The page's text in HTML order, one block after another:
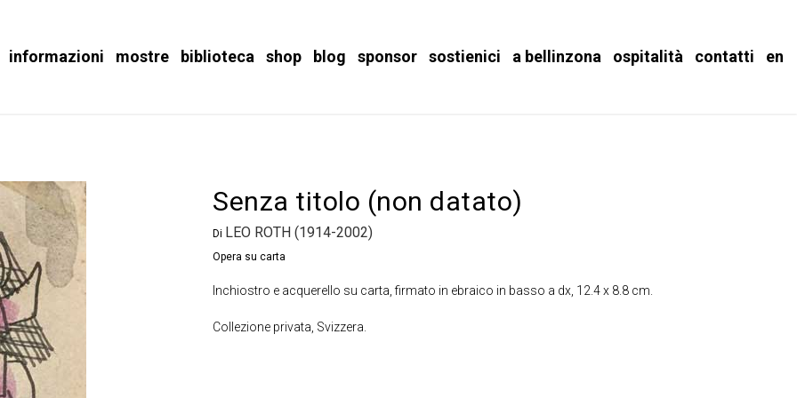
informazioni mostre biblioteca shop blog sponsor sostienici a bellinzona ospitalità contatti en
Senza titolo (non datato)
Di LEO ROTH (1914-2002)
Opera su carta
Inchiostro e acquerello su carta, firmato in ebraico in basso a dx, 12.4 x 8.8 cm.
Collezione privata, Svizzera.